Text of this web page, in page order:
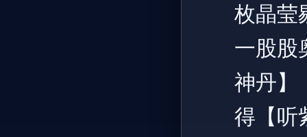
枚晶莹
一股股
神丹
得【听